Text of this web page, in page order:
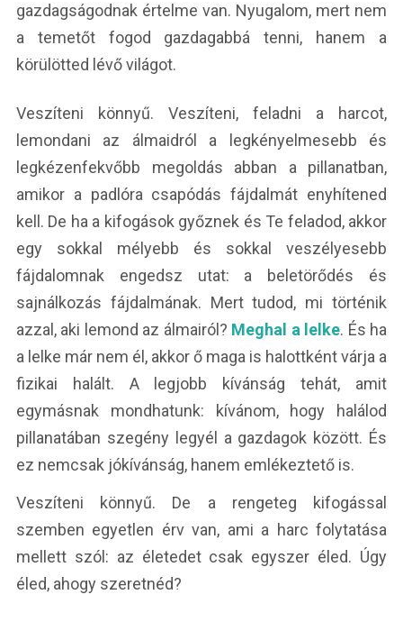
gazdagságodnak értelme van. Nyugalom, mert nem
a temetőt fogod gazdagabbá tenni, hanem a
körülötted lévő világot.
Veszíteni könnyű. Veszíteni, feladni a harcot,
lemondani az álmaidról a legkényelmesebb és
legkézenfekvőbb megoldás abban a pillanatban,
amikor a padlóra csapódás fájdalmát enyhítened
kell. De ha a kifogások győznek és Te feladod, akkor
egy sokkal mélyebb és sokkal veszélyesebb
fájdalomnak engedsz utat: a beletörődés és
sajnálkozás fájdalmának. Mert tudod, mi történik
azzal, aki lemond az álmairól? Meghal a lelke. És ha
a lelke már nem él, akkor ő maga is halottként várja a
fizikai halált. A legjobb kívánság tehát, amit
egymásnak mondhatunk: kívánom, hogy halálod
pillanatában szegény legyél a gazdagok között. És
ez nemcsak jókívánság, hanem emlékeztető is.
Veszíteni könnyű. De a rengeteg kifogással
szemben egyetlen érv van, ami a harc folytatása
mellett szól: az életedet csak egyszer éled. Úgy
éled, ahogy szeretnéd?